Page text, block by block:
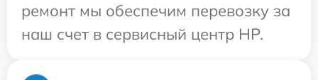
ремонт мы обеспечим перевозку за
наш счет в сервисный центр HP.